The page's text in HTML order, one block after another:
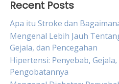
Recent Posts
Apa itu Stroke dan
Mengenal Lebih Jauh
Gejala, dan Pencegahan
Hipertensi: Penyebab, Gejala,
Pengobatannya